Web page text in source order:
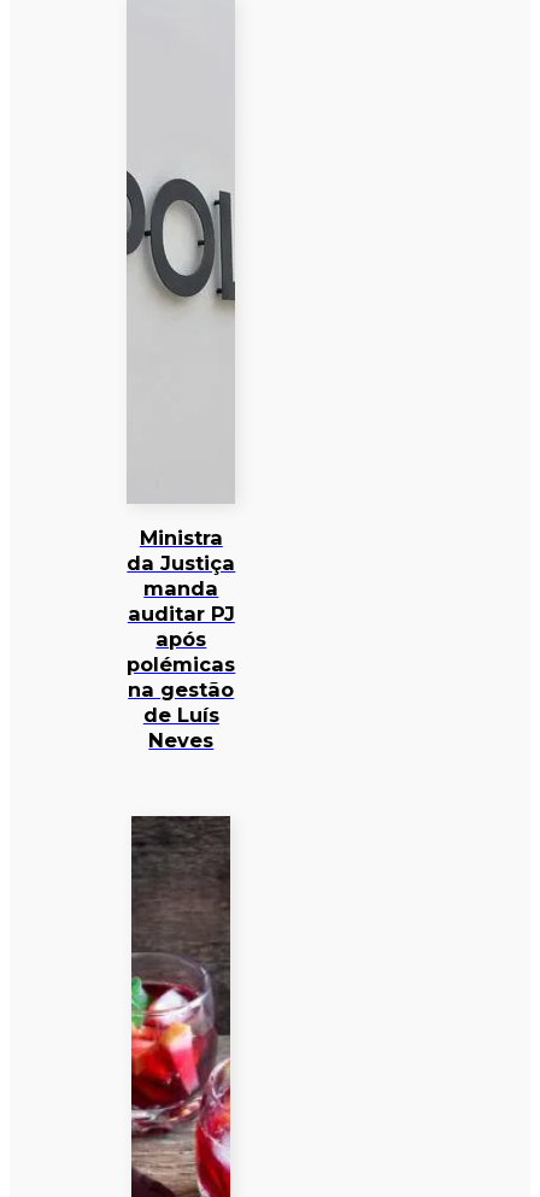
Ministra
da Justiça
manda
auditar PJ
após
polémicas
na gestão
de Luís
Neves